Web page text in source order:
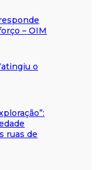
– OIM
o
ruas de